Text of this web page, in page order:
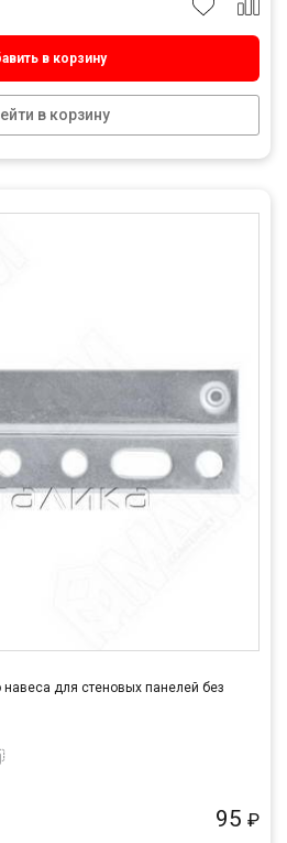
в корзину
в корзину
для стеновых панелей без
95 ₽